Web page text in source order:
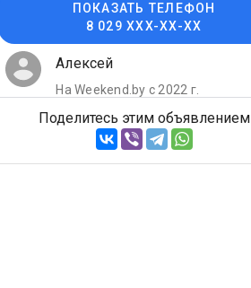
ПОКАЗАТЬ ТЕЛЕФОН
8 029 XXX-XX-XX
Алексей
На Weekend.by с 2022 г.
Поделитесь этим объявлением